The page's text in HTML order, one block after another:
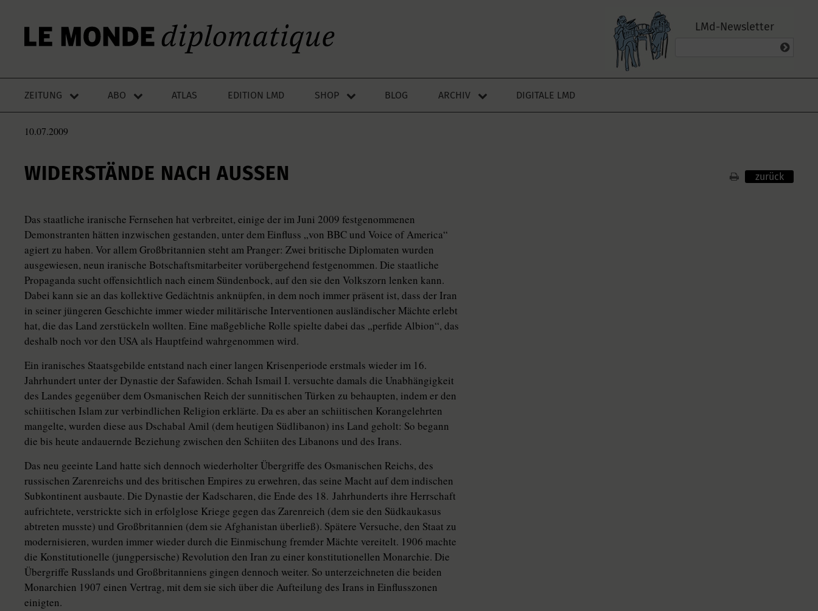
LMd-Newsletter
ZEITUNG ABO ATLAS EDITION LMD SHOP BLOG ARCHIV DIGITALE LMD
10.07.2009
WIDERSTÄNDE NACH AUSSEN zurück
Das staatliche iranische Fernsehen hat verbreitet, einige der im Juni 2009 festgenommenen
Demonstranten hätten inzwischen gestanden, unter dem Einfluss „von BBC und Voice of America“
agiert zu haben. Vor allem Großbritannien steht am Pranger: Zwei britische Diplomaten wurden
ausgewiesen, neun iranische Botschaftsmitarbeiter vorübergehend festgenommen. Die staatliche
Propaganda sucht offensichtlich nach einem Sündenbock, auf den sie den Volkszorn lenken kann.
Dabei kann sie an das kollektive Gedächtnis anknüpfen, in dem noch immer präsent ist, dass der Iran
in seiner jüngeren Geschichte immer wieder militärische Interventionen ausländischer Mächte erlebt
hat, die das Land zerstückeln wollten. Eine maßgebliche Rolle spielte dabei das „perfide Albion“, das
deshalb noch vor den USA als Hauptfeind wahrgenommen wird.
Ein iranisches Staatsgebilde entstand nach einer langen Krisenperiode erstmals wieder im 16.
Jahrhundert unter der Dynastie der Safawiden. Schah Ismail I. versuchte damals die Unabhängigkeit
des Landes gegenüber dem Osmanischen Reich der sunnitischen Türken zu behaupten, indem er den
schiitischen Islam zur verbindlichen Religion erklärte. Da es aber an schiitischen Korangelehrten
mangelte, wurden diese aus Dschabal Amil (dem heutigen Südlibanon) ins Land geholt: So begann
die bis heute andauernde Beziehung zwischen den Schiiten des Libanons und des Irans.
Das neu geeinte Land hatte sich dennoch wiederholter Übergriffe des Osmanischen Reichs, des
russischen Zarenreichs und des britischen Empires zu erwehren, das seine Macht auf dem indischen
Subkontinent ausbaute. Die Dynastie der Kadscharen, die Ende des 18. Jahrhunderts ihre Herrschaft
aufrichtete, verstrickte sich in erfolglose Kriege gegen das Zarenreich (dem sie den Südkaukasus
abtreten musste) und Großbritannien (dem sie Afghanistan überließ). Spätere Versuche, den Staat zu
modernisieren, wurden immer wieder durch die Einmischung fremder Mächte vereitelt. 1906 machte
die Konstitutionelle (jungpersische) Revolution den Iran zu einer konstitutionellen Monarchie. Die
Übergriffe Russlands und Großbritanniens gingen dennoch weiter. So unterzeichneten die beiden
Monarchien 1907 einen Vertrag, mit dem sie sich über die Aufteilung des Irans in Einflusszonen
einigten.